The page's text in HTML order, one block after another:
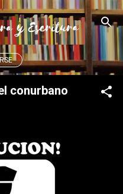
principal
conurbano